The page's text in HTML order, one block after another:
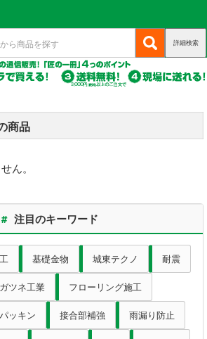
詳細検索
商品
ん。
# 注目のキーワード
基礎金物 城東テクノ 耐震
ツネ工業 フローリング施工
ッキン 接合部補強 雨漏り防止